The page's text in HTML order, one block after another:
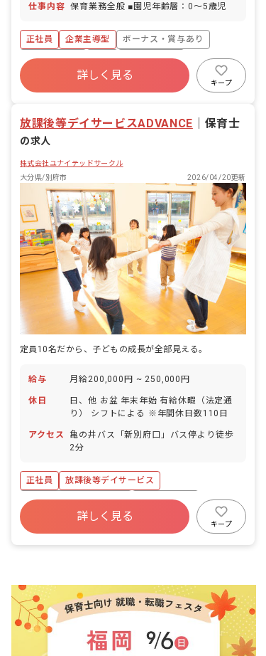
仕事内容 保育業務全般 ■園児年齢層：0～5歳児
正社員 企業主導型
ボーナス・賞与あり
社会保険完備
有給
昇給昇進あり
正社員登用
詳しく見る
キープ
放課後等デイサービスADVANCE 保育士
の求人
株式会社ユナイテッドサークル
大分県/別府市
2026/04/20更新
定員10名だから、子どもの成長が全部見える。
給与 月給200,000円 ~ 250,000円
休日
日、他 お盆 年末年始 有給休暇（法定通
り） シフトによる ※年間休日数110日
アクセス
亀の井バス「新別府口」バス停より徒歩
2分
正社員
放課後等デイサービス
寮・住宅・家賃補助あり
社会保険完備
昇給昇進あり 複数園あり
詳しく見る
キープ